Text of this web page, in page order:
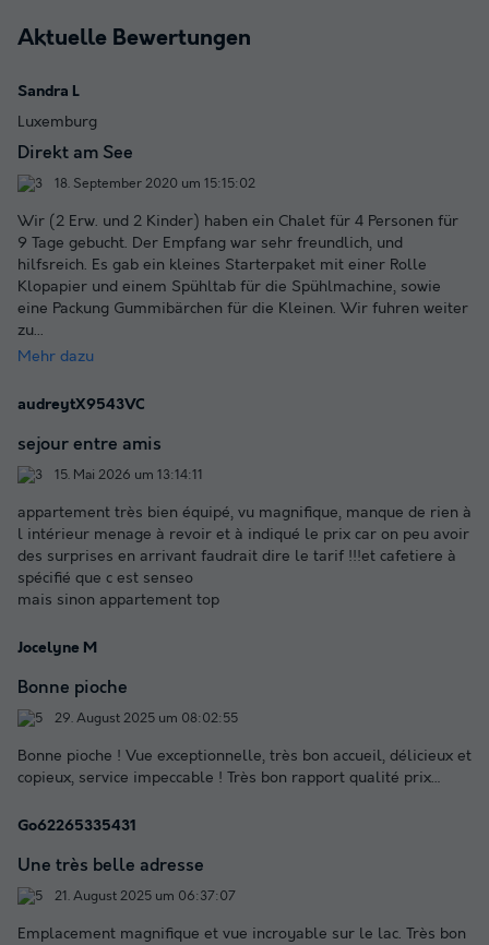
Aktuelle Bewertungen
Sandra L
Luxemburg
Direkt am See
18. September 2020 um 15:15:02
Wir (2 Erw. und 2 Kinder) haben ein Chalet für 4 Personen für
9 Tage gebucht. Der Empfang war sehr freundlich, und
hilfsreich. Es gab ein kleines Starterpaket mit einer Rolle
Klopapier und einem Spühltab für die Spühlmachine, sowie
eine Packung Gummibärchen für die Kleinen. Wir fuhren weiter
zu...
Mehr dazu
audreytX9543VC
sejour entre amis
15. Mai 2026 um 13:14:11
appartement très bien équipé, vu magnifique, manque de rien à
l intérieur menage à revoir et à indiqué le prix car on peu avoir
des surprises en arrivant faudrait dire le tarif !!!et cafetiere à
spécifié que c est senseo
mais sinon appartement top
Jocelyne M
Bonne pioche
29. August 2025 um 08:02:55
Bonne pioche ! Vue exceptionnelle, très bon accueil, délicieux et
copieux, service impeccable ! Très bon rapport qualité prix…
Go62265335431
Une très belle adresse
21. August 2025 um 06:37:07
Emplacement magnifique et vue incroyable sur le lac. Très bon